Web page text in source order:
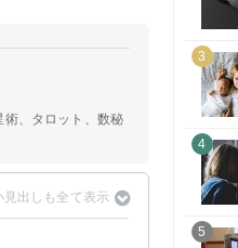
、タロット、数秘
3
4
5